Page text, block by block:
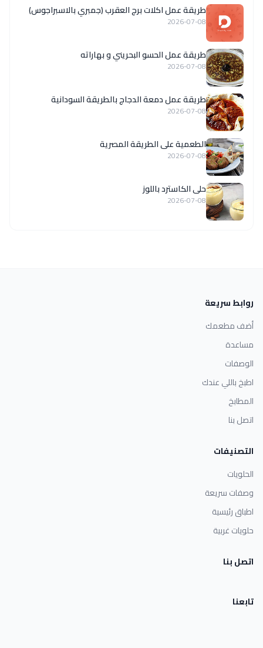
طريقة عمل اكلات برج العقرب (جمبري بالاسبراجوس)
2026-07-08
طريقة عمل الحسو البحريني و بهاراته
2026-07-08
طريقة عمل دمعة الدجاج بالطريقة السودانية
2026-07-08
الطعمية على الطريقة المصرية
2026-07-08
حلى الكاسترد باللوز
2026-07-08
روابط سريعة
أضف مطعمك
مساعدة
الوصفات
اطبخ باللي عندك
المطابخ
اتصل بنا
التصنيفات
الحلويات
وصفات سريعة
اطباق رئيسية
حلويات غربية
اتصل بنا
تابعنا